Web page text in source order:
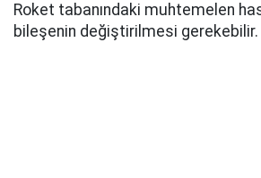
Roket tabanındaki muhtemelen
bileşenin değiştirilmesi gerekebilir.